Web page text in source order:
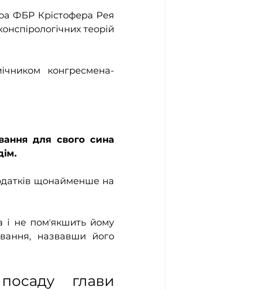
ФБР Крістофера Рея
теорій
конгресмена-
для свого сина
щонайменше на
не помʼякшить йому
назвавши його
глави